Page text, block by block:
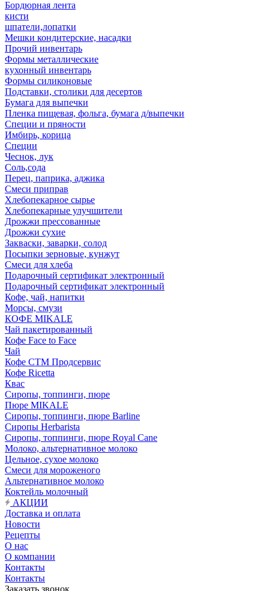
Бордюрная лента
кисти
шпатели,лопатки
Мешки кондитерские, насадки
Прочий инвентарь
Формы металлические
кухонный инвентарь
Формы силиконовые
Подставки, столики для десертов
Бумага для выпечки
Пленка пищевая, фольга, бумага д/выпечки
Специи и пряности
Имбирь, корица
Специи
Чеснок, лук
Соль,сода
Перец, паприка, аджика
Смеси приправ
Хлебопекарное сырье
Хлебопекарные улучшители
Дрожжи прессованные
Дрожжи сухие
Закваски, заварки, солод
Посыпки зерновые, кунжут
Смеси для хлеба
Подарочный сертификат электронный
Подарочный сертификат электронный
Кофе, чай, напитки
Морсы, смузи
КОФЕ MIKALE
Чай пакетированный
Кофе Face to Face
Чай
Кофе СТМ Продсервис
Кофе Ricetta
Квас
Сиропы, топпинги, пюре
Пюре MIKALE
Сиропы, топпинги, пюре Barline
Сиропы Herbarista
Сиропы, топпинги, пюре Royal Cane
Молоко, альтернативное молоко
Цельное, сухое молоко
Смеси для мороженого
Альтернативное молоко
Коктейль молочный
АКЦИИ
Доставка и оплата
Новости
Рецепты
О нас
О компании
Контакты
Контакты
Заказать звонок